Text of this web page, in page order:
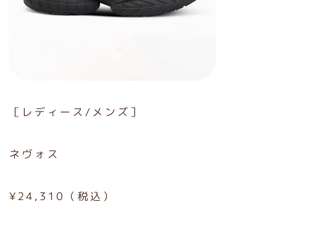
［レディース/メンズ］
ネヴォス
¥24,310（税込）